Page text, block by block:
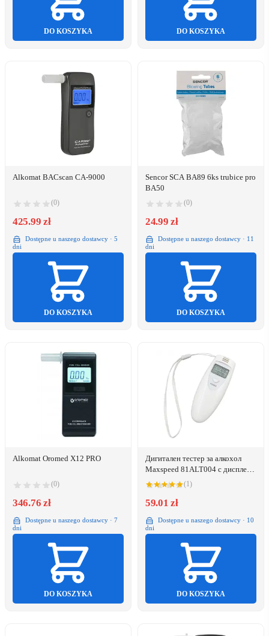
DO KOSZYKA DO KOSZYKA
Alkomat BACscan CA-9000
(0)
425.99 zł
Dostępne u naszego dostawcy · 5
dni
DO KOSZYKA
Sencor SCA BA89 6ks trubice pro
BA50
(0)
24.99 zł
Dostępne u naszego dostawcy · 11
dni
DO KOSZYKA
Alkomat Oromed X12 PRO
(0)
346.76 zł
Dostępne u naszego dostawcy · 7
dni
DO KOSZYKA
Дигитален тестер за алкохол
Maxspeed 81ALT004 с дисплей,
бял
(1)
59.01 zł
Dostępne u naszego dostawcy · 10
dni
DO KOSZYKA